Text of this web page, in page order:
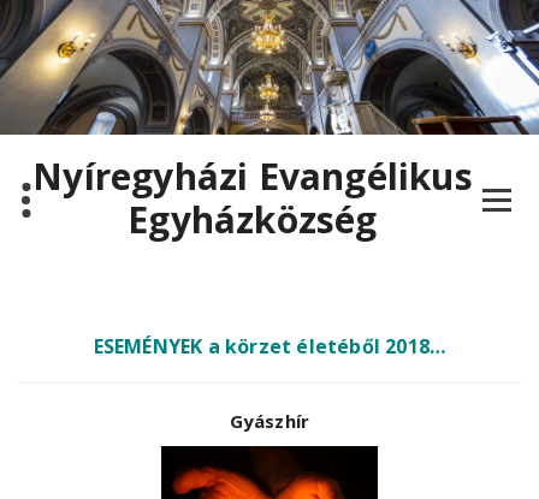
Nyíregyházi Evangélikus
Egyházközség
ESEMÉNYEK a körzet életéből 2018…
Gyászhír